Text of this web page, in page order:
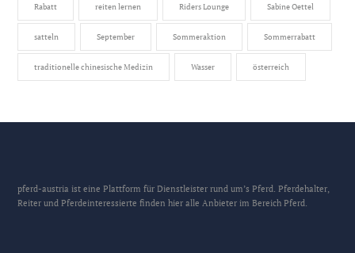
Rabatt reiten lernen Riders Lounge Sabine Oettel
satteln September Sommeraktion Sommerrabatt
traditionelle chinesische Medizin Wasser österreich
pferd-austria ist eine Plattform für Dienstleister rund um’s Pferd. Pferdehalter,
Reiter und Pferdeinteressierte finden hier alle Anbieter im Bereich Pferd.